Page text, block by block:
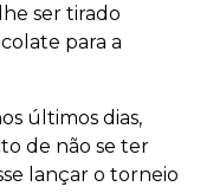
ser tirado
para a
últimos dias,
de não se ter
lançar o torneio